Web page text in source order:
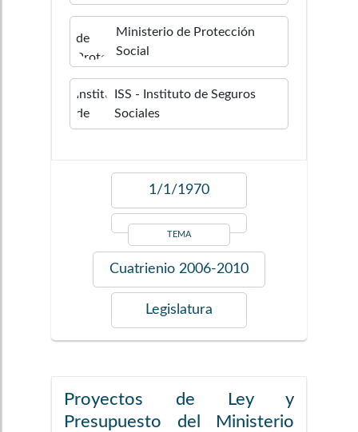
Ministerio de Protección
Social
ISS - Instituto de Seguros
Sociales
1/1/1970
TEMA
Cuatrienio 2006-2010
Legislatura
Proyectos de Ley y
Presupuesto del Ministerio